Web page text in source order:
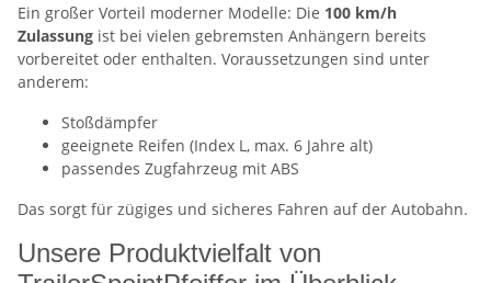
Ein großer Vorteil moderner Modelle: Die 100 km/h
Zulassung ist bei vielen gebremsten Anhängern bereits
vorbereitet oder enthalten. Voraussetzungen sind unter
anderem:
Stoßdämpfer
geeignete Reifen (Index L, max. 6 Jahre alt)
passendes Zugfahrzeug mit ABS
Das sorgt für zügiges und sicheres Fahren auf der Autobahn.
Unsere Produktvielfalt von